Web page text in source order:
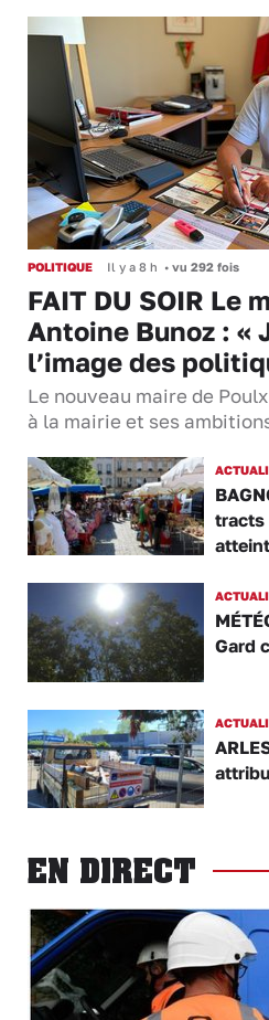
POLITIQUE Il y a 8 h • vu 292 fois
FAIT DU SOIR Le
Antoine Bunoz : «
l’image des
Le nouveau maire de
à la mairie et ses
tracts
Gard
EN DIRECT